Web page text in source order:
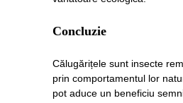
Concluzie
Călugărițele sunt insecte
prin comportamentul lor
pot aduce un beneficiu